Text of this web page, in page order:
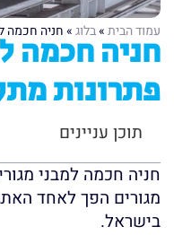
עמוד הבית»בלוג»חניה חכמה
חניה חכמה
פתרונות
תוכן עניינים
חניה חכמה למבני
מגורים הפך לאחד
בישראל.